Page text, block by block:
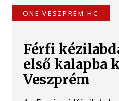
ONE VESZPRÉM HC
Férfi
első kalapba
Veszprém